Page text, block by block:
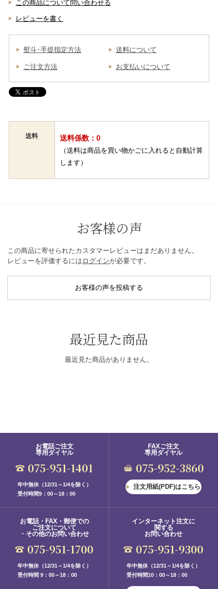
この商品について問い合わせる
レビューを書く
熨斗･手提指定方法 送料について
ご注文方法 お支払いについて
送料 送料係数：0
（送料は商品を買い物かごに入れると自動計算
します）
お客様の声
この商品に寄せられたカスタマーレビューはまだありません。
レビューを評価するにはログインが必要です。
お客様の声を投稿する
最近見た商品
最近見た商品がありません。
お電話ご注文
専用ダイヤル
075-951-1401
年中無休（12/31～1/4を除く）
受付時間9：00～18：00
FAXご注文
専用ダイヤル
075-952-3860
注文用紙(PDF)はこちら
お電話・FAX・郵便での
ご注文について
・その他のお問い合わせ
075-951-1700
年中無休（12/31～1/4を除く）
受付時間 9：00～18：00
インターネット注文に
関する
お問い合わせ
075-951-9300
年中無休（12/31～1/4を除く）
受付時間10：00～18：00